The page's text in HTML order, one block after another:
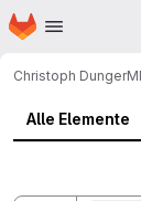
Zum Hauptinhalt springen
Startseite
Christoph Dunger
Alle Elemente